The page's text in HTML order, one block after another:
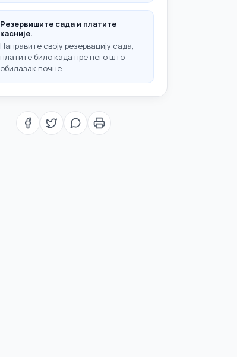
Резервишите сада и платите
касније.
Направите своју резервацију сада,
платите било када пре него што
обилазак почне.